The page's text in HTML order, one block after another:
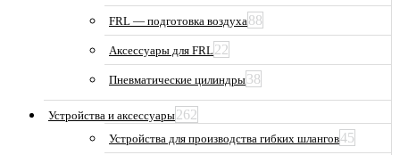
FRL — подготовка воздуха88
Аксессуары для FRL22
Пневматические цилиндры38
Устройства и аксессуары262
Устройства для производства гибких шлангов45